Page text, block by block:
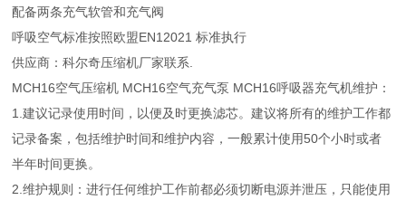
配备两条充气软管和充气阀
呼吸空气标准按照欧盟EN12021 标准执行
供应商：科尔奇压缩机厂家联系.
MCH16空气压缩机 MCH16空气充气泵 MCH16呼吸器充气机维护：
1.建议记录使用时间，以便及时更换滤芯。建议将所有的维护工作都
记录备案，包括维护时间和维护内容，一般累计使用50个小时或者
半年时间更换。
2.维护规则：进行任何维护工作前都必须切断电源并泄压，只能使用